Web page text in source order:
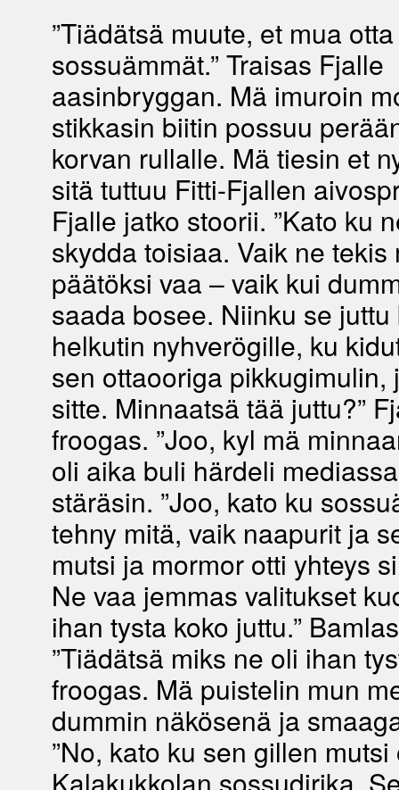
”Tiädätsä muute, et mua
sossuämmät.” Traisas Fjalle
aasinbryggan. Mä imuroin
stikkasin biitin possuu
korvan rullalle. Mä tiesin et
sitä tuttuu Fitti-Fjallen
Fjalle jatko stoorii. ”Kato ku
skydda toisiaa. Vaik ne tekis
päätöksi vaa – vaik kui
saada bosee. Niinku se juttu
helkutin nyhverögille, ku
sen ottaooriga pikkugimulin,
sitte. Minnaatsä tää juttu?”
froogas. ”Joo, kyl mä
oli aika buli härdeli
stäräsin. ”Joo, kato ku
tehny mitä, vaik naapurit ja
mutsi ja mormor otti yhteys
Ne vaa jemmas valitukset
ihan tysta koko juttu.”
”Tiädätsä miks ne oli ihan
froogas. Mä puistelin mun
dummin näkösenä ja
”No, kato ku sen gillen